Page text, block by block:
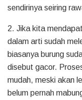
sendirinya seiring
2. Jika kita
dalam arti sudah
biasanya burung
disebut gacor.
mudah, meski akan
belum pernah